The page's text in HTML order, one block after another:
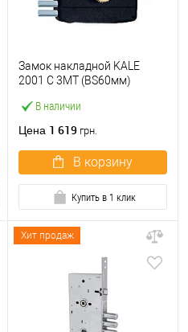
В наличии
Замок накладной KALE
2001 C 3MT (BS60мм)
Цена 1 619 грн.
В корзину
Купить в 1 клик
Хит продаж